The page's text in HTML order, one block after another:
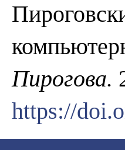
Пирогова.
https://